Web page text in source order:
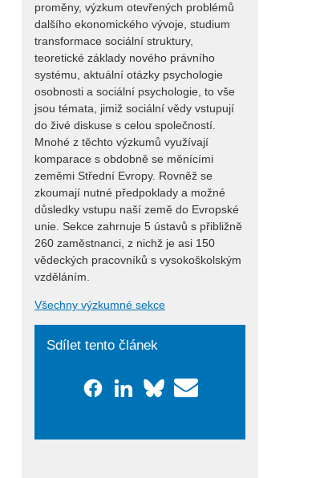
proměny, výzkum otevřených problémů
dalšího ekonomického vývoje, studium
transformace sociální struktury,
teoretické základy nového právního
systému, aktuální otázky psychologie
osobnosti a sociální psychologie, to vše
jsou témata, jimiž sociální vědy vstupují
do živé diskuse s celou společností.
Mnohé z těchto výzkumů využívají
komparace s obdobně se měnícími
zeměmi Střední Evropy. Rovněž se
zkoumají nutné předpoklady a možné
důsledky vstupu naší země do Evropské
unie. Sekce zahrnuje 5 ústavů s přibližně
260 zaměstnanci, z nichž je asi 150
vědeckých pracovníků s vysokoškolským
vzděláním.
Všechny výzkumné sekce
Sdílet tento článek